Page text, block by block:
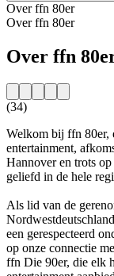
Over ffn 80er
Over ffn 80er
Over ffn
(34)
Welkom bij ffn 80er,
entertainment,
Hannover en trots
geliefd in de hele
Als lid van de
een gerespecteerd
op onze connectie
ffn Die 90er, die elk